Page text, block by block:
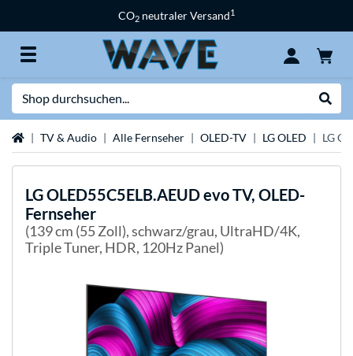
CO2 neutraler Versand1
StartseiteTV & Audio Alle Fernseher OLED-TV LG OLED LG
LGOLED55C5ELB.AEUD evo TV, OLED-
Fernseher
(139 cm (55 Zoll), schwarz/grau, UltraHD/4K,
Triple Tuner, HDR, 120Hz Panel)